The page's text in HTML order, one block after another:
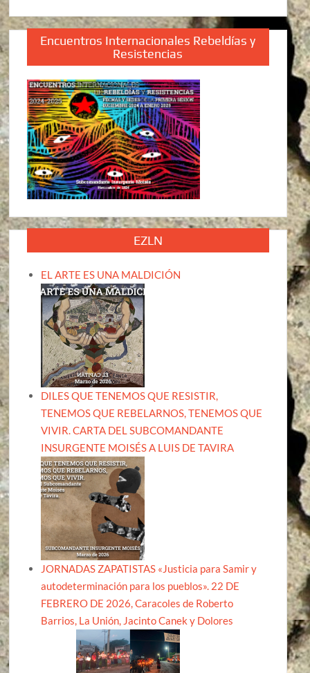
Encuentros Internacionales Rebeldías y
Resistencias
EZLN
EL ARTE ES UNA MALDICIÓN
DILES QUE TENEMOS QUE RESISTIR,
TENEMOS QUE REBELARNOS, TENEMOS QUE
VIVIR. CARTA DEL SUBCOMANDANTE
INSURGENTE MOISÉS A LUIS DE TAVIRA
JORNADAS ZAPATISTAS «Justicia para Samir y
autodeterminación para los pueblos». 22 DE
FEBRERO DE 2026, Caracoles de Roberto
Barrios, La Unión, Jacinto Canek y Dolores